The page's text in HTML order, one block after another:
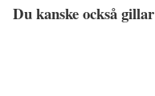
Du kanske också gillar